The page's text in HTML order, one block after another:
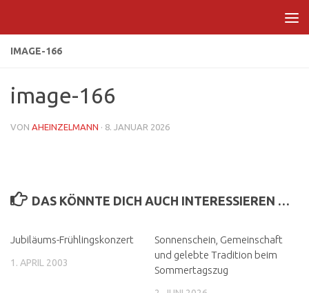
IMAGE-166
image-166
VON AHEINZELMANN · 8. JANUAR 2026
DAS KÖNNTE DICH AUCH INTERESSIEREN …
Jubiläums-Frühlingskonzert
1. APRIL 2003
Sonnenschein, Gemeinschaft
und gelebte Tradition beim
Sommertagszug